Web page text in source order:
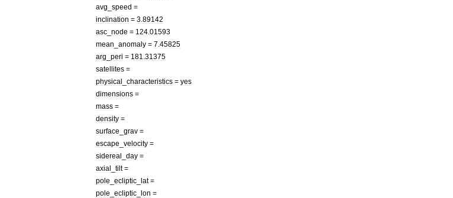
avg
speed =
inclination = 3 89142
asc node = 124 01593
mean
anomaly = 7 45825
arg
peri = 181 31375
satellites =
physical
characteristics = yes
dimensions =
mass =
density =
surface
grav =
escape
velocity =
sidereal
day =
axial
tilt=
pole
ecliptic lat=
pole
ecliptic lon =